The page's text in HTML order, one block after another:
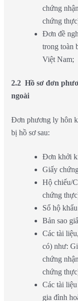
chứng
chứng
Đơn đề
trong toàn
Việt Nam;
2.2 Hồ sơ đơn
ngoài
Đơn phương ly hôn
bị hồ sơ sau:
Đơn khởi
Giấy
Hộ chiếu/
chứng
Sổ hộ
Bản sao
Các tài
có) như:
chứng
chứng
Các tài
gia đình